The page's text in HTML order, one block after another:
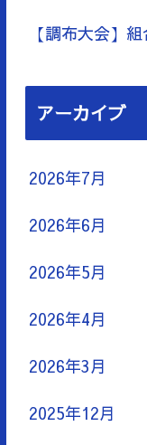
【調布大会】
アーカイブ
2026年7月
2026年6月
2026年5月
2026年4月
2026年3月
2025年12月